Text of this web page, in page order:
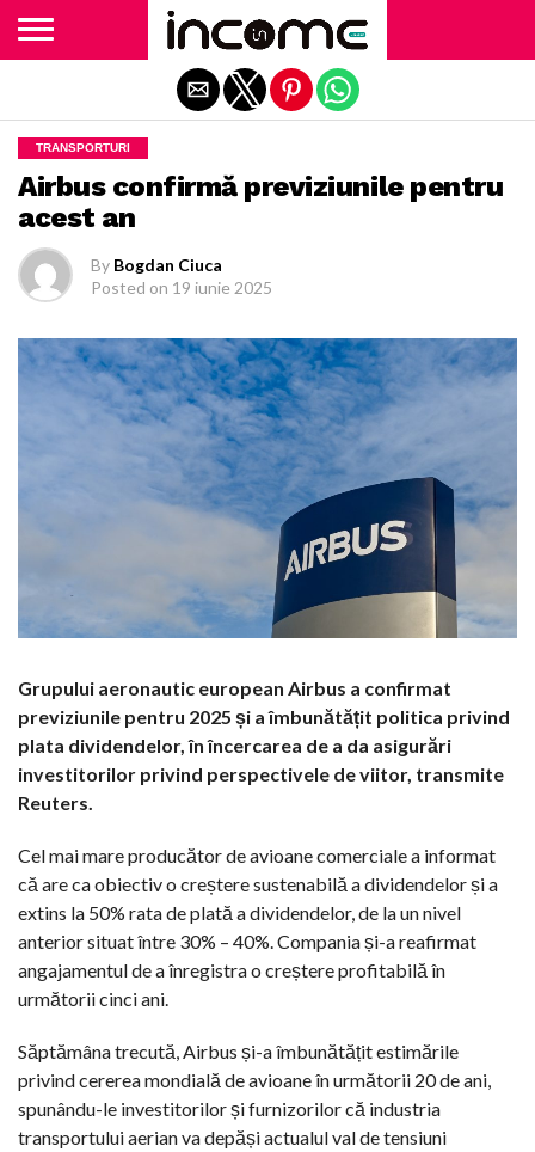
TRANSPORTURI
Airbus confirmă previziunile pentru
acest an
By Bogdan Ciuca
Posted on 19 iunie 2025
Grupului aeronautic european Airbus a confirmat
previziunile pentru 2025 și a îmbunătățit politica privind
plata dividendelor, în încercarea de a da asigurări
investitorilor privind perspectivele de viitor, transmite
Reuters.
Cel mai mare producător de avioane comerciale a informat
că are ca obiectiv o creștere sustenabilă a dividendelor și a
extins la 50% rata de plată a dividendelor, de la un nivel
anterior situat între 30% – 40%. Compania și-a reafirmat
angajamentul de a înregistra o creștere profitabilă în
următorii cinci ani.
Săptămâna trecută, Airbus și-a îmbunătățit estimările
privind cererea mondială de avioane în următorii 20 de ani,
spunându-le investitorilor și furnizorilor că industria
transportului aerian va depăși actualul val de tensiuni
Exit mobile version